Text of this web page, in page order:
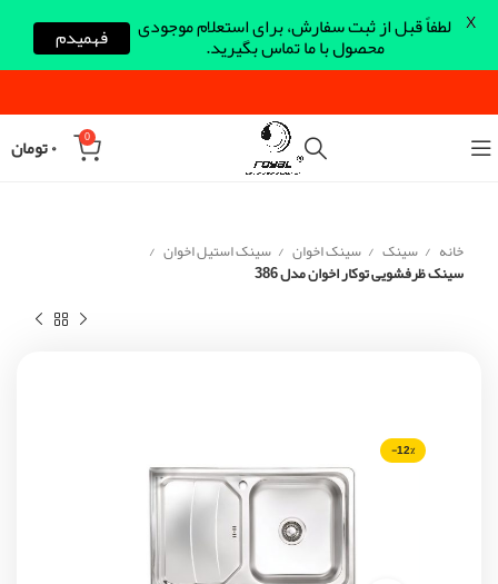
0 ۰تومان
خانه سینک سینک اخوان سینک استیل اخوان
سینک ظرفشویی توکار اخوان مدل 386
-12%
لطفاً قبل از ثبت سفارش، برای استعلام موجودی
محصول با ما تماس بگیرید. فهمیدم X